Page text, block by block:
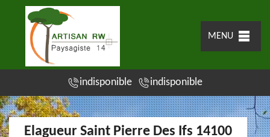
MENU
indisponible indisponible
Elagueur Saint Pierre Des Ifs 14100